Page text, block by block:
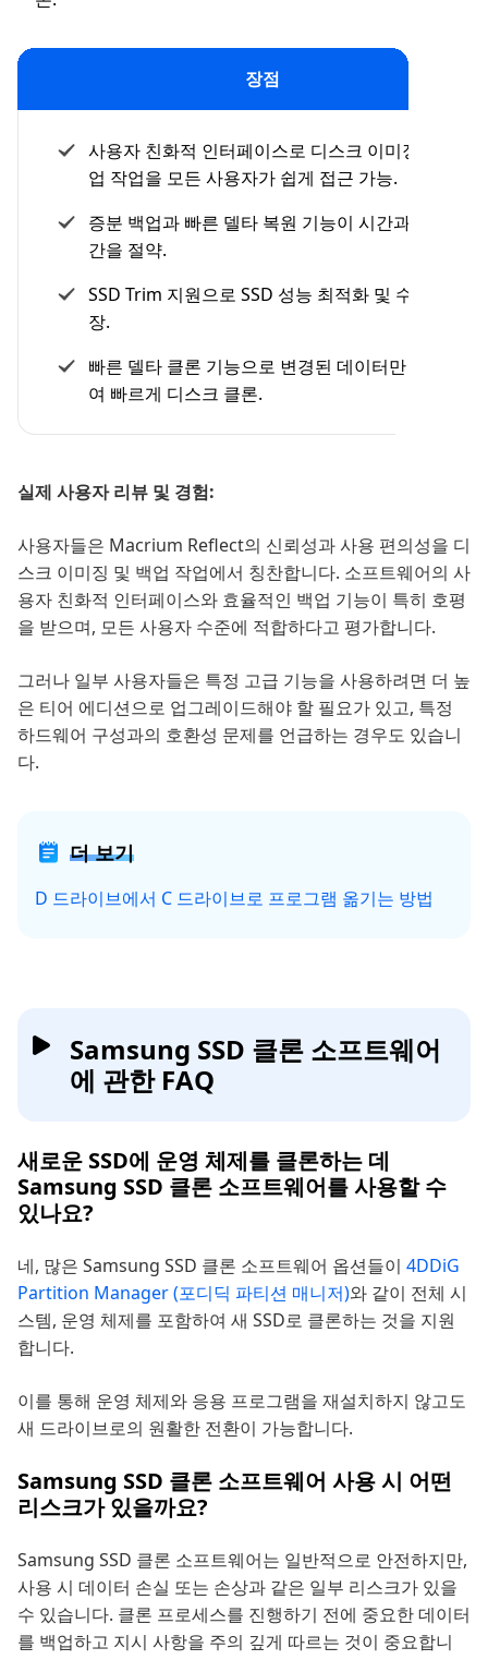
장점
사용자 친화적 인터페이스로 디스크 이미징 및 백
업 작업을 모든 사용자가 쉽게 접근 가능.
증분 백업과 빠른 델타 복원 기능이 시간과 저장 공
간을 절약.
SSD Trim 지원으로 SSD 성능 최적화 및 수명 연
장.
빠른 델타 클론 기능으로 변경된 데이터만 복사하
여 빠르게 디스크 클론.
실제 사용자 리뷰 및 경험:
사용자들은 Macrium Reflect의 신뢰성과 사용 편의성을 디
스크 이미징 및 백업 작업에서 칭찬합니다. 소프트웨어의 사
용자 친화적 인터페이스와 효율적인 백업 기능이 특히 호평
을 받으며, 모든 사용자 수준에 적합하다고 평가합니다.
그러나 일부 사용자들은 특정 고급 기능을 사용하려면 더 높
은 티어 에디션으로 업그레이드해야 할 필요가 있고, 특정
하드웨어 구성과의 호환성 문제를 언급하는 경우도 있습니
다.
더 보기
D 드라이브에서 C 드라이브로 프로그램 옮기는 방법
Samsung SSD 클론 소프트웨어
에 관한 FAQ
새로운 SSD에 운영 체제를 클론하는 데
Samsung SSD 클론 소프트웨어를 사용할 수
있나요?
네, 많은 Samsung SSD 클론 소프트웨어 옵션들이 4DDiG
Partition Manager (포디딕 파티션 매니저)와 같이 전체 시
스템, 운영 체제를 포함하여 새 SSD로 클론하는 것을 지원
합니다.
이를 통해 운영 체제와 응용 프로그램을 재설치하지 않고도
새 드라이브로의 원활한 전환이 가능합니다.
Samsung SSD 클론 소프트웨어 사용 시 어떤
리스크가 있을까요?
Samsung SSD 클론 소프트웨어는 일반적으로 안전하지만,
사용 시 데이터 손실 또는 손상과 같은 일부 리스크가 있을
수 있습니다. 클론 프로세스를 진행하기 전에 중요한 데이터
를 백업하고 지시 사항을 주의 깊게 따르는 것이 중요합니